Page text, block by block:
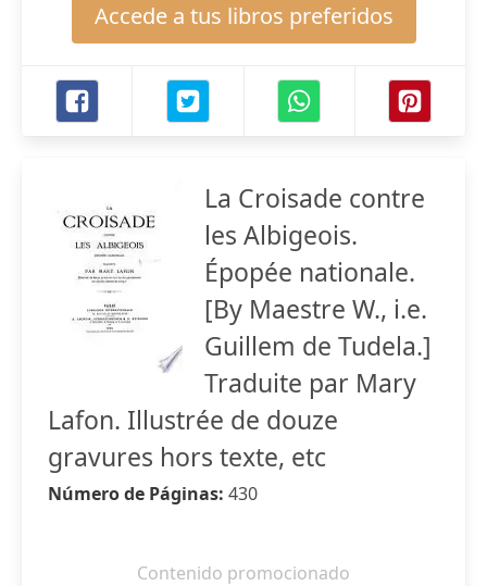
Accede a tus libros preferidos
La Croisade contre
les Albigeois.
Épopée nationale.
[By Maestre W., i.e.
Guillem de Tudela.]
Traduite par Mary
Lafon. Illustrée de douze
gravures hors texte, etc
Número de Páginas: 430
Contenido promocionado